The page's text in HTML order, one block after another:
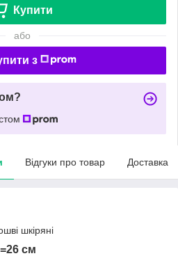
Купити
або
з
Відгуки про товар Доставка
шкіряні
см